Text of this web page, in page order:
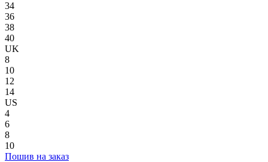
34
36
38
40
UK
8
10
12
14
US
4
6
8
10
Пошив на заказ